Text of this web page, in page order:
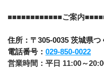
﻿■■■■■■■■■■■■ご案内
住所：〒305-0035 茨城県
電話番号： 029-850-0022
営業時間：平日 11:00～